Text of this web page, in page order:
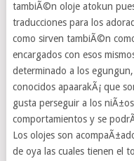
tambiÃ©n oloje atokun
traducciones para los
como sirven tambiÃ©n
encargados con esos
determinado a los egungun,
conocidos apaarakÃ¡ que
gusta perseguir a los
comportamientos y se
Los olojes son
de oya las cuales tienen el